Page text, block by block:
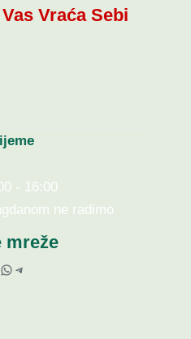
Vraća Sebi
- 16:00
ne radimo
mreže
WhatsApp
Telegram